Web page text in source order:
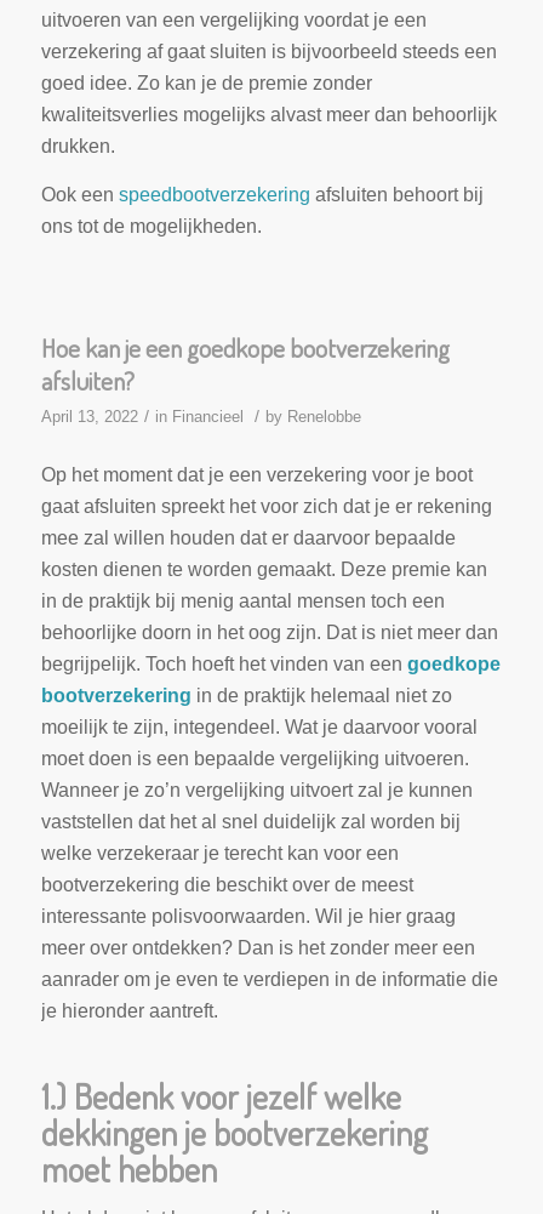
uitvoeren van een vergelijking voordat je een
verzekering af gaat sluiten is bijvoorbeeld steeds een
goed idee. Zo kan je de premie zonder
kwaliteitsverlies mogelijks alvast meer dan behoorlijk
drukken.
Ook een speedbootverzekering afsluiten behoort bij
ons tot de mogelijkheden.
Hoe kan je een goedkope bootverzekering
afsluiten?
April 13, 2022 / in Financieel / by Renelobbe
Op het moment dat je een verzekering voor je boot
gaat afsluiten spreekt het voor zich dat je er rekening
mee zal willen houden dat er daarvoor bepaalde
kosten dienen te worden gemaakt. Deze premie kan
in de praktijk bij menig aantal mensen toch een
behoorlijke doorn in het oog zijn. Dat is niet meer dan
begrijpelijk. Toch hoeft het vinden van een goedkope
bootverzekering in de praktijk helemaal niet zo
moeilijk te zijn, integendeel. Wat je daarvoor vooral
moet doen is een bepaalde vergelijking uitvoeren.
Wanneer je zo’n vergelijking uitvoert zal je kunnen
vaststellen dat het al snel duidelijk zal worden bij
welke verzekeraar je terecht kan voor een
bootverzekering die beschikt over de meest
interessante polisvoorwaarden. Wil je hier graag
meer over ontdekken? Dan is het zonder meer een
aanrader om je even te verdiepen in de informatie die
je hieronder aantreft.
1.) Bedenk voor jezelf welke
dekkingen je bootverzekering
moet hebben